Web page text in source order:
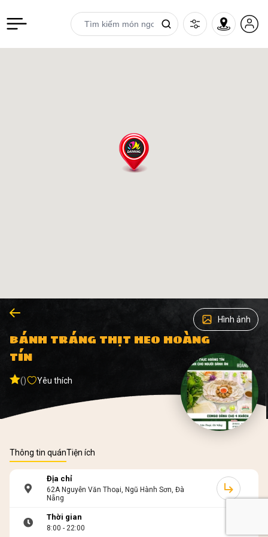
Hình ảnh
BÁNH TRÁNG THỊT HEO HOÀNG
TÍN
() Yêu thích
Thông tin quánTiện ích
Địa chỉ
62A Nguyễn Văn Thoại, Ngũ Hành Sơn, Đà
Nẵng
Thời gian
8:00 - 22:00